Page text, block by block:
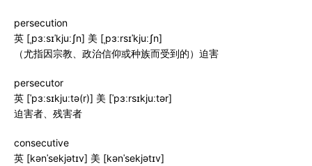
persecution
英 [ˌpɜːsɪˈkjuːʃn] 美 [ˌpɜːrsɪˈkjuːʃn]
（尤指因宗教、政治信仰或种族而受到的）迫害
persecutor
英 [ˈpɜːsɪkjuːtə(r)] 美 [ˈpɜːrsɪkjuːtər]
迫害者、残害者
consecutive
英 [kənˈsekjətɪv] 美 [kənˈsekjətɪv]